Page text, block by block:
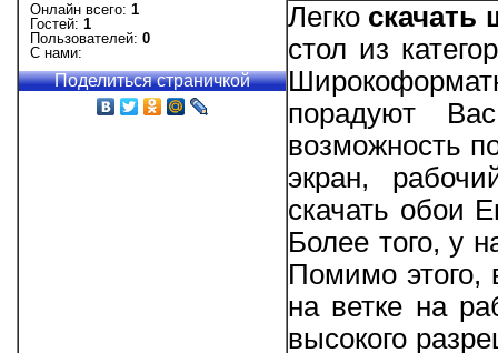
Онлайн всего: 1
Гостей: 1
Пользователей: 0
С нами:
Поделиться страничкой
Легко
стол из
порадуют
возможность
экран,
скачать обои
Более того, у
Помимо этого,
на ветке на
высокого